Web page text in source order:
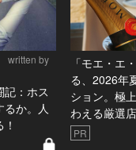
written by
記：ホス
るか。人
「モエ・エ
る、2026年
ション。極
わえる厳選
PR